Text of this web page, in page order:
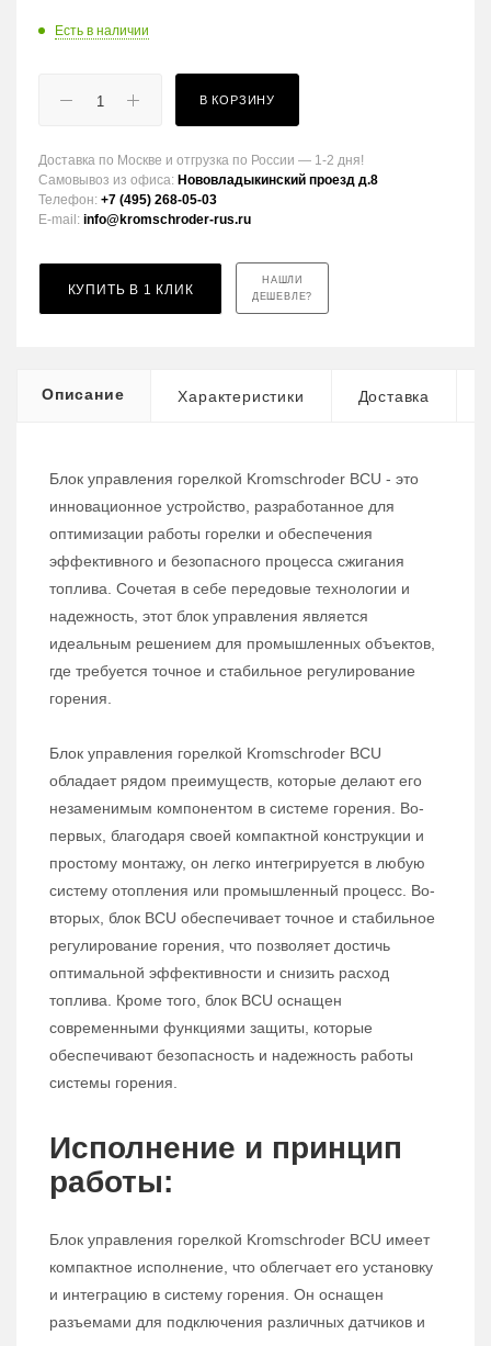
Есть в наличии
В КОРЗИНУ
Доставка по Москве и отгрузка по России — 1-2 дня!
Самовывоз из офиса: Нововладыкинский проезд д.8
Телефон: +7 (495) 268-05-03
E-mail: info@kromschroder-rus.ru
КУПИТЬ В 1 КЛИК
НАШЛИ
ДЕШЕВЛЕ?
Описание Характеристики Доставка
Блок управления горелкой Kromschroder BCU - это
инновационное устройство, разработанное для
оптимизации работы горелки и обеспечения
эффективного и безопасного процесса сжигания
топлива. Сочетая в себе передовые технологии и
надежность, этот блок управления является
идеальным решением для промышленных объектов,
где требуется точное и стабильное регулирование
горения.
Блок управления горелкой Kromschroder BCU
обладает рядом преимуществ, которые делают его
незаменимым компонентом в системе горения. Во-
первых, благодаря своей компактной конструкции и
простому монтажу, он легко интегрируется в любую
систему отопления или промышленный процесс. Во-
вторых, блок BCU обеспечивает точное и стабильное
регулирование горения, что позволяет достичь
оптимальной эффективности и снизить расход
топлива. Кроме того, блок BCU оснащен
современными функциями защиты, которые
обеспечивают безопасность и надежность работы
системы горения.
Исполнение и принцип
работы:
Блок управления горелкой Kromschroder BCU имеет
компактное исполнение, что облегчает его установку
и интеграцию в систему горения. Он оснащен
разъемами для подключения различных датчиков и